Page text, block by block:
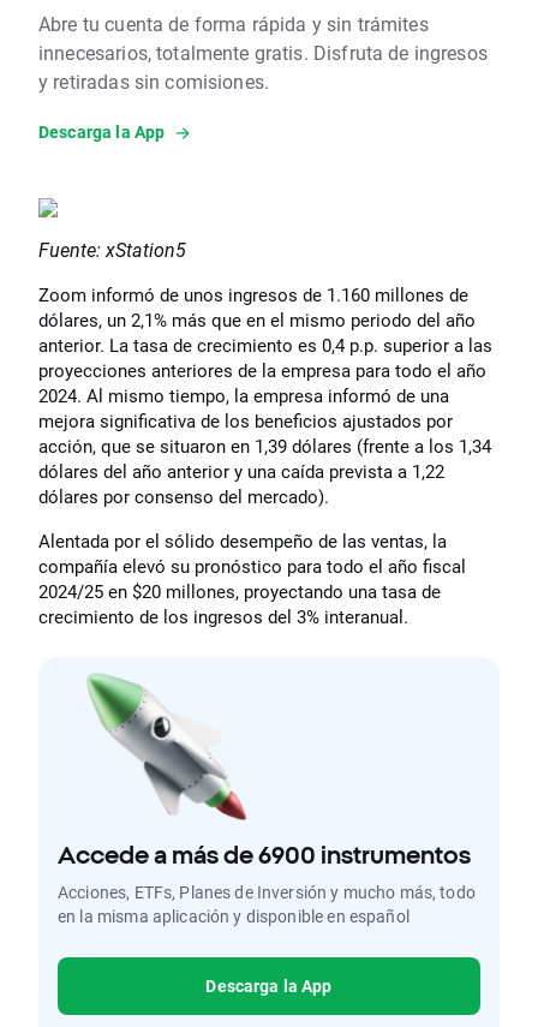
Abre tu cuenta de forma rápida y sin trámites
innecesarios, totalmente gratis. Disfruta de ingresos
y retiradas sin comisiones.
Descarga la App
Fuente: xStation5
Zoom informó de unos ingresos de 1.160 millones de
dólares, un 2,1% más que en el mismo periodo del año
anterior. La tasa de crecimiento es 0,4 p.p. superior a las
proyecciones anteriores de la empresa para todo el año
2024. Al mismo tiempo, la empresa informó de una
mejora significativa de los beneficios ajustados por
acción, que se situaron en 1,39 dólares (frente a los 1,34
dólares del año anterior y una caída prevista a 1,22
dólares por consenso del mercado).
Alentada por el sólido desempeño de las ventas, la
compañía elevó su pronóstico para todo el año fiscal
2024/25 en $20 millones, proyectando una tasa de
crecimiento de los ingresos del 3% interanual.
Accede a más de 6900 instrumentos
Acciones, ETFs, Planes de Inversión y mucho más, todo
en la misma aplicación y disponible en español
Descarga la App